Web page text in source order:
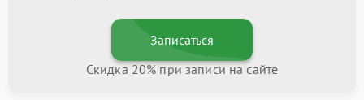
Записаться
Скидка 20% при записи на сайте